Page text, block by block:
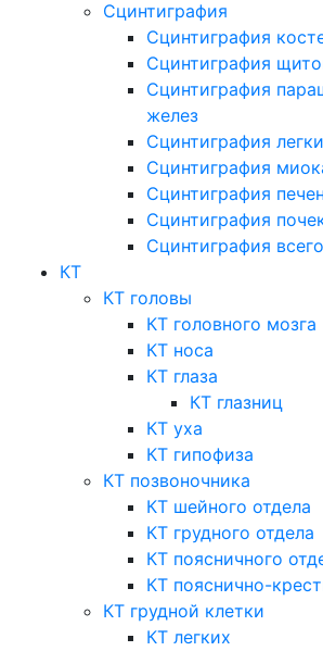
Сцинтиграфия
Сцинтиграфия
Сцинтиграфия
Сцинтиграфия
желез
Сцинтиграфия
Сцинтиграфия
Сцинтиграфия
Сцинтиграфия
Сцинтиграфия
КТ
КТ головы
КТ головного мозга
КТ носа
КТ глаза
КТ глазниц
КТ уха
КТ гипофиза
КТ позвоночника
КТ шейного отдела
КТ грудного отдела
КТ поясничного
КТ пояснично-
КТ грудной клетки
КТ легких